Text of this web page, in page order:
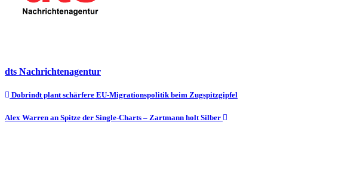
dts Nachrichtenagentur
Beitragsnavigation
Dobrindt plant schärfere EU-Migrationspolitik beim Zugspitzgipfel
Alex Warren an Spitze der Single-Charts – Zartmann holt Silber